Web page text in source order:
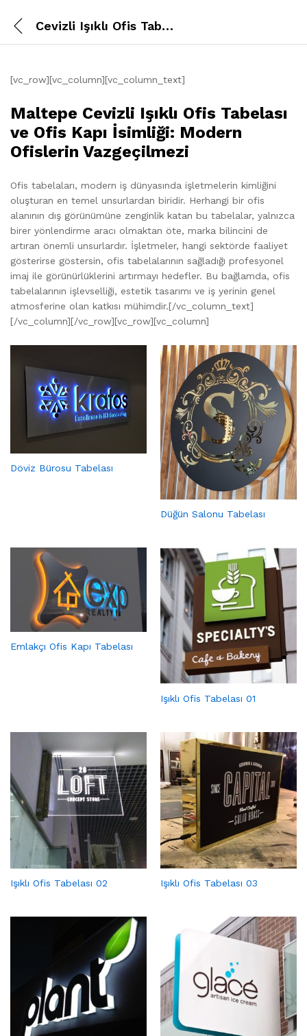
Cevizli Işıklı Ofis Tabelası
[vc_row][vc_column][vc_column_text]
Maltepe Cevizli Işıklı Ofis Tabelası
ve Ofis Kapı İsimliği: Modern
Ofislerin Vazgeçilmezi
Ofis tabelaları, modern iş dünyasında işletmelerin kimliğini
oluşturan en temel unsurlardan biridir. Herhangi bir ofis
alanının dış görünümüne zenginlik katan bu tabelalar, yalnızca
birer yönlendirme aracı olmaktan öte, marka bilincini de
artıran önemli unsurlardır. İşletmeler, hangi sektörde faaliyet
gösterirse göstersin, ofis tabelalarının sağladığı profesyonel
imaj ile görünürlüklerini artırmayı hedefler. Bu bağlamda, ofis
tabelalarının işlevselliği, estetik tasarımı ve iş yerinin genel
atmosferine olan katkısı mühimdir.[/vc_column_text]
[/vc_column][/vc_row][vc_row][vc_column]
Döviz Bürosu Tabelası
Düğün Salonu Tabelası
Emlakçı Ofis Kapı Tabelası
Işıklı Ofis Tabelası 01
Işıklı Ofis Tabelası 02 Işıklı Ofis Tabelası 03